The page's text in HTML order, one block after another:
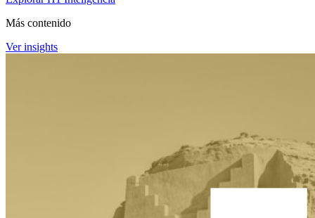
Más contenido
Ver insights